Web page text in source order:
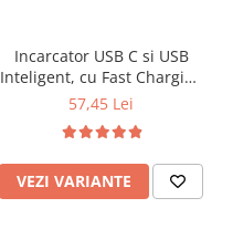
Incarcator USB C si USB
Inteligent, cu Fast Charging
si Power Delivery
57,45 Lei
VEZI VARIANTE